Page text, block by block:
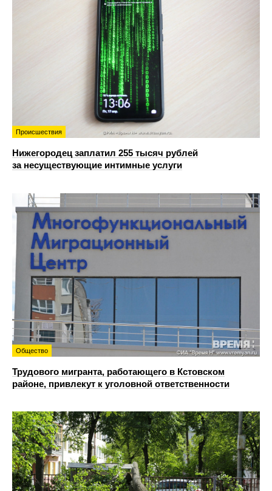
Происшествия
Нижегородец заплатил 255 тысяч рублей
за несуществующие интимные услуги
Общество
Трудового мигранта, работающего в Кстовском
районе, привлекут к уголовной ответственности